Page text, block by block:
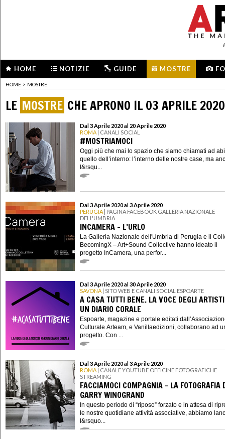
HOME NOTIZIE GUIDE MOSTRE
HOME > MOSTRE
LE MOSTRE CHE APRONO IL 03 APRILE 2020
Dal 3 Aprile 2020 al 20 Aprile 2020
ROMA | CANALI SOCIAL
#MOSTRIAMOCI
Oggi più che mai lo spazio che siamo chiamati ad
quello dell’interno: l’interno delle nostre case, ma
l&rsqu...
Dal 3 Aprile 2020 al 3 Aprile 2020
PERUGIA | PAGINA FACEBOOK GALLERIA NAZIONALE
DELL'UMBRIA
INCAMERA - L’URLO
La Galleria Nazionale dell'Umbria di Perugia e il
BecomingX – Art+Sound Collective hanno ideato il
progetto InCamera, una perfor...
Dal 3 Aprile 2020 al 30 Aprile 2020
SAVONA | SITO WEB E CANALI SOCIAL ESPOARTE
A CASA TUTTI BENE. LA VOCE DEGLI
UN DIARIO CORALE
Espoarte, magazine e portale editati
Culturale Arteam, e Vanillaedizioni, collaborano ad
progetto. Con ...
Dal 3 Aprile 2020 al 3 Aprile 2020
ROMA | CANALE YOUTUBE OFFICINE FOTOGRAFICHE
STREAMING
FACCIAMOCI COMPAGNIA - LA FOTOGRAFIA
GARRY WINOGRAND
In questo periodo di “riposo” forzato e in attesa di
le nostre quotidiane attività associative, abbiamo
l&rsquo...